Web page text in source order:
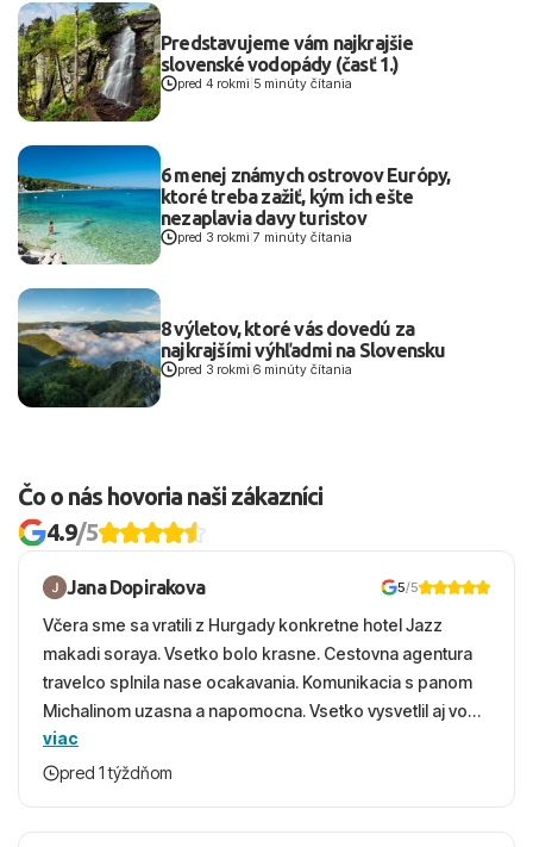
Predstavujeme vám najkrajšie
slovenské vodopády (časť 1.)
pred 4 rokmi 5 minúty čítania
6 menej známych ostrovov Európy,
ktoré treba zažiť, kým ich ešte
nezaplavia davy turistov
pred 3 rokmi |7 minúty čítania
8 výletov, ktoré vás dovedú za
najkrajšími výhľadmi na Slovensku
pred 3 rokmi 6 minúty čítania
Čo o nás hovoria naši zákazníci
4.9/5
Jana Dopirakova 5/5
Včera sme sa vratili z Hurgady konkretne hotel Jazz
makadi soraya. Vsetko bolo krasne. Cestovna agentura
travelco splnila nase ocakavania. Komunikacia s panom
Michalinom uzasna a napomocna. Vsetko vysvetlil aj vo
vecernych hodinach zaco sa ospravedlnujem. Hotel
krasny, cisty. Sluzby top. Strava, prostredie, more,
viac
pred 1 týždňom